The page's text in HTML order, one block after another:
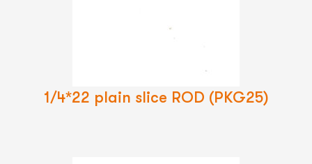
1/4*22 plain slice ROD (PKG25)